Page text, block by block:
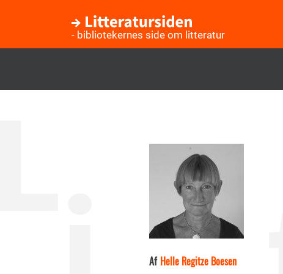
- bibliotekernes side om litteratur
Af Helle Regitze Boesen